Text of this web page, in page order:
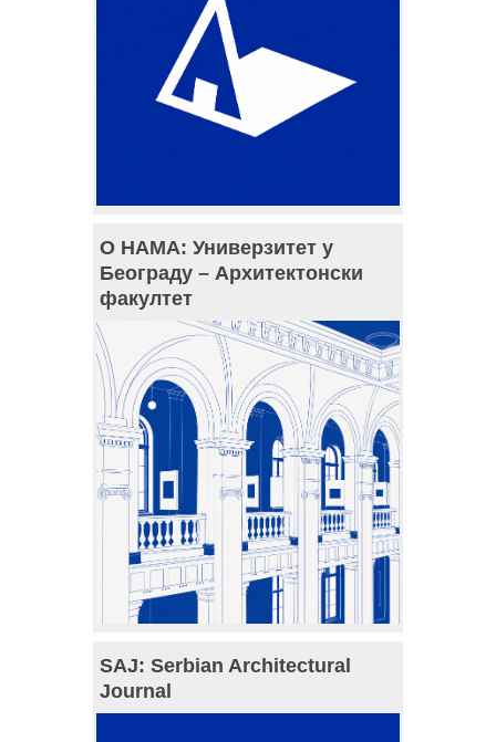
О НАМА: Универзитет у
Београду – Архитектонски
факултет
SAJ: Serbian Architectural
Journal